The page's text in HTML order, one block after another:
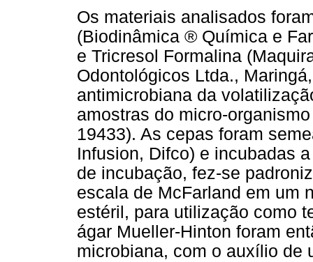
Os materiais analisados
(Biodinâmica ® Química e
e Tricresol Formalina
Odontológicos Ltda.,
antimicrobiana da
amostras do micro-
19433). As cepas foram
Infusion, Difco) e incubadas
de incubação, fez-se
escala de McFarland em um
estéril, para utilização como
ágar Mueller-Hinton foram
microbiana, com o auxílio de